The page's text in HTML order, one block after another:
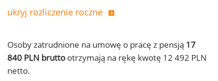
ukryj rozliczenie roczne
Osoby zatrudnione na umowę o pracę z pensją 17
840 PLN brutto otrzymają na rękę kwotę 12 492 PLN
netto.